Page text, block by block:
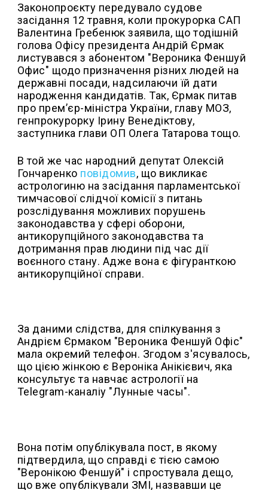
Законопроєкту передувало судове
засідання 12 травня, коли прокурорка САП
Валентина Гребенюк заявила, що тодішній
голова Офісу президента Андрій Єрмак
листувався з абонентом "Вероника Феншуй
Офис" щодо призначення різних людей на
державні посади, надсилаючи їй дати
народження кандидатів. Так, Єрмак питав
про прем’єр-міністра України, главу МОЗ,
генпрокурорку Ірину Венедіктову,
заступника глави ОП Олега Татарова тощо.
В той же час народний депутат Олексій
Гончаренко повідомив, що викликає
астрологиню на засідання парламентської
тимчасової слідчої комісії з питань
розслідування можливих порушень
законодавства у сфері оборони,
антикорупційного законодавства та
дотримання прав людини під час дії
воєнного стану. Адже вона є фігуранткою
антикорупційної справи.
За даними слідства, для спілкування з
Андрієм Єрмаком "Вероника Феншуй Офіс"
мала окремий телефон. Згодом з'ясувалось,
що цією жінкою є Вероніка Анікієвич, яка
консультує та навчає астрології на
Telegram-каналіу "Лунные часы".
Вона потім опублікувала пост, в якому
підтвердила, що справді є тією самою
"Веронікою Феншуй" і спростувала дещо,
що вже опублікували ЗМІ, назвавши це